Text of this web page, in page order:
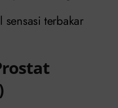
terbakar